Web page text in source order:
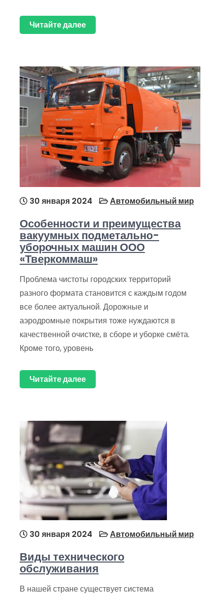
Читайте далее
30 января 2024 Автомобильный мир
Особенности и преимущества
вакуумных подметально-
уборочных машин ООО
«Тверкоммаш»
Проблема чистоты городских территорий
разного формата становится с каждым годом
все более актуальной. Дорожные и
аэродромные покрытия тоже нуждаются в
качественной очистке, в сборе и уборке смёта.
Кроме того, уровень
Читайте далее
30 января 2024 Автомобильный мир
Виды технического
обслуживания
В нашей стране существует система